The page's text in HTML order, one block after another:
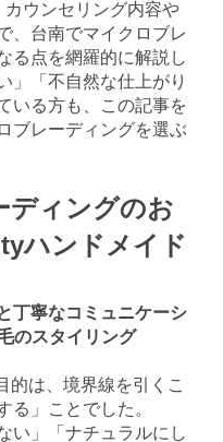
ウンセリング内容や
、台南でマイクロブレ
る点を網羅的に解説し
」「不自然な仕上がり
いる方も、この記事を
ブレーディングを選ぶ
ディングのお
ハンドメイド
丁寧なコミュニケーシ
のスタイリング
的は、境界線を引くこ
る」ことでした。
い」「ナチュラルにし